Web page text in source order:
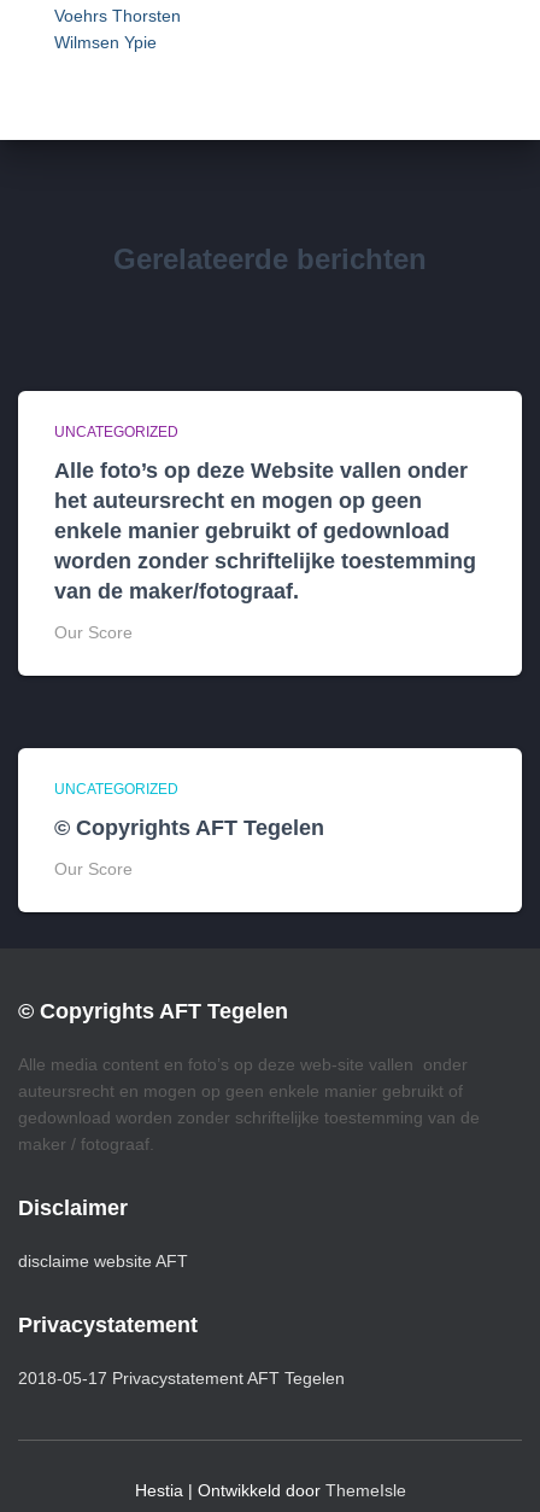
Voehrs Thorsten
Wilmsen Ypie
Gerelateerde berichten
UNCATEGORIZED
Alle foto’s op deze Website vallen onder
het auteursrecht en mogen op geen
enkele manier gebruikt of gedownload
worden zonder schriftelijke toestemming
van de maker/fotograaf.
Our Score
UNCATEGORIZED
© Copyrights AFT Tegelen
Our Score
© Copyrights AFT Tegelen
Alle media content en foto’s op deze web-site vallen onder
auteursrecht en mogen op geen enkele manier gebruikt of
gedownload worden zonder schriftelijke toestemming van de
maker / fotograaf.
Disclaimer
disclaime website AFT
Privacystatement
2018-05-17 Privacystatement AFT Tegelen
Hestia | Ontwikkeld door ThemeIsle